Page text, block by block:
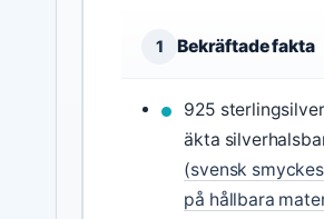
1 Bekräftade fakta
925
äkta
(svensk
på hållbara